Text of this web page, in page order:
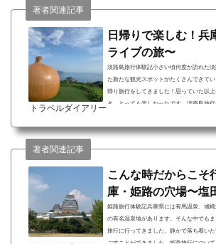
日帰りで楽しむ！兵
ライブの旅〜
淡路島旅行体験記小さい頃何度か訪れた
た新たな観光スポットがたくさんできて
帰り旅行をしてきました！思っていた以
き、とっても楽しかったです。淡路島旅
がある お昼と夜では違う顔を見せる明石
トラベルダイアリー
著者関連記事
こんな時だからこそ
庫・姫路の穴場〜塩
姫路旅行体験記兵庫県には有馬温泉、城
の有名温泉地があります。そんな中でも
旅行に行ってきました。静かで落ち着い
著者関連記事